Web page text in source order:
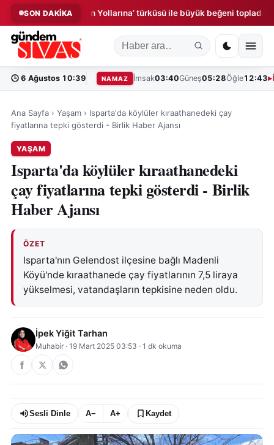
SON DAKİKA
‘Sivas’ın Yollarına’ türküsü ile büyük beğeni topladı ◆
🕒 6 Ağustos 10:39 NAMAZ İmsak03:40Güneş05:28Öğle12:43
Ana Sayfa › Yaşam › Isparta'da köylüler kıraathanedeki çay
fiyatlarına tepki gösterdi - Birlik Haber Ajansı
YAŞAM
Isparta'da köylüler kıraathanedeki
çay fiyatlarına tepki gösterdi - Birlik
Haber Ajansı
ÖZET
Isparta'nın Gelendost ilçesine bağlı Madenli
Köyü'nde kıraathanede çay fiyatlarının 7,5 liraya
yükselmesi, vatandaşların tepkisine neden oldu.
İpek Yiğit Tarhan
Muhabir · 19 Mart 2025 03:53 · 1 dk okuma
Sesli Dinle A− A+ Kaydet